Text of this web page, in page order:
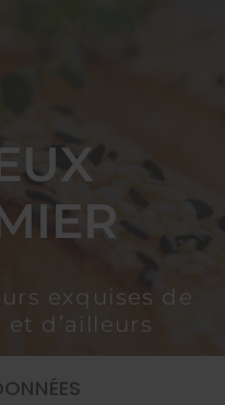
exquises de
d’ailleurs